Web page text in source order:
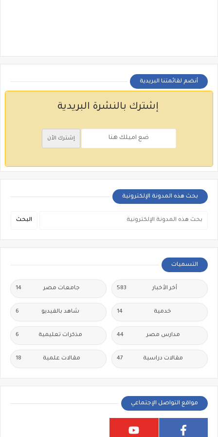
أنضم لقائمتنا البريدية
إشترك بالنشرة البريدية
بحث هذه المدونة الإلكترونية
التسميات
أخر الأخبار 583 جامعات مصر 14
خدمية 14 شاهد بالفيديو 6
مدارس مصر 44 مذكرات تعليمية 6
مقالات دراسية 47 مقالات علمية 18
مواقع التواصل الإجتماعي